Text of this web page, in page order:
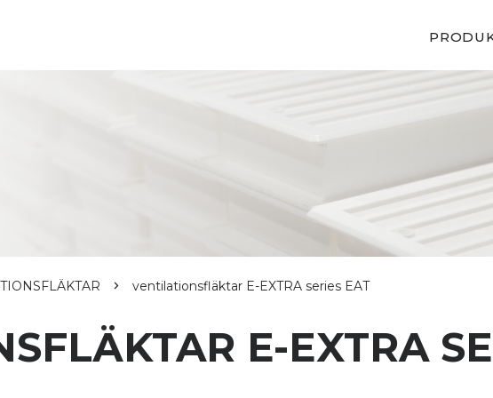
ventilationsfläktar E-EXTRA series EAT
E-EXTRA